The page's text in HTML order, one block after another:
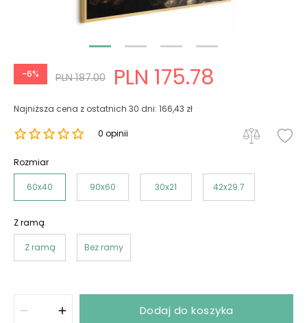
-6% PLN 187.00 PLN 175.78
Najniższa cena z ostatnich 30 dni: 166,43 zł
0 opinii
Rozmiar
60x40 90x60 30x21 42x29.7
Z ramą
Z ramą Bez ramy
Dodaj do koszyka